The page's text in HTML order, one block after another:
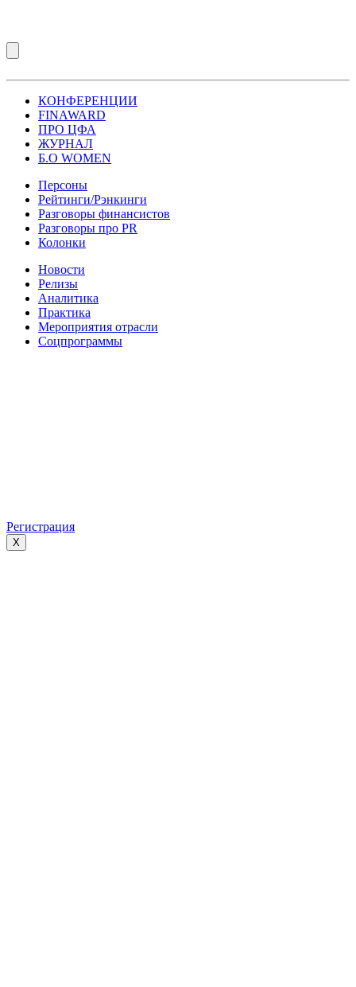
КОНФЕРЕНЦИИ
FINAWARD
ПРО ЦФА
ЖУРНАЛ
Б.О WOMEN
Персоны
Рейтинги/Рэнкинги
Разговоры финансистов
Разговоры про PR
Колонки
Новости
Релизы
Аналитика
Практика
Мероприятия отрасли
Соцпрограммы
Регистрация
X